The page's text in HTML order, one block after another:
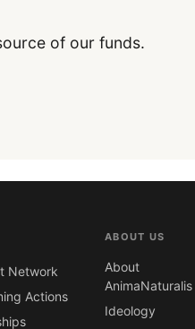
of our funds.
Network
Actions
ABOUT US
About
AnimaNaturalis
Ideology